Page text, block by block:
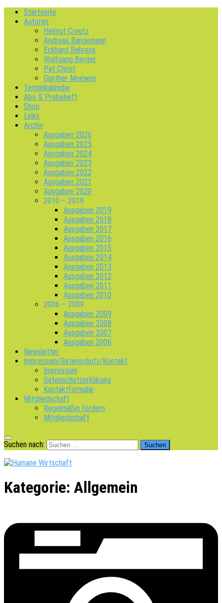
Startseite
Autoren
Helmut Creutz
Andreas Bangemann
Eckhard Behrens
Wolfgang Berger
Pat Christ
Günther Moewes
Terminkalender
Abo & Probeheft
Shop
Links
Archiv
Ausgaben 2026
Ausgaben 2025
Ausgaben 2024
Ausgaben 2023
Ausgaben 2022
Ausgaben 2021
Ausgaben 2020
2010 – 2019
Ausgaben 2019
Ausgaben 2018
Ausgaben 2017
Ausgaben 2016
Ausgaben 2015
Ausgaben 2014
Ausgaben 2013
Ausgaben 2012
Ausgaben 2011
Ausgaben 2010
2006 – 2009
Ausgaben 2009
Ausgaben 2008
Ausgaben 2007
Ausgaben 2006
Newsletter
Impressum/Datenschutz/Kontakt
Impressum
Datenschutzerklärung
Kontaktformular
Mitgliedschaft
Regelmäßig fördern
Mitgliedschaft
Suchen nach:
Kategorie: Allgemein